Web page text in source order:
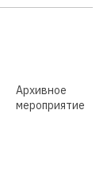
Архивное
мероприятие